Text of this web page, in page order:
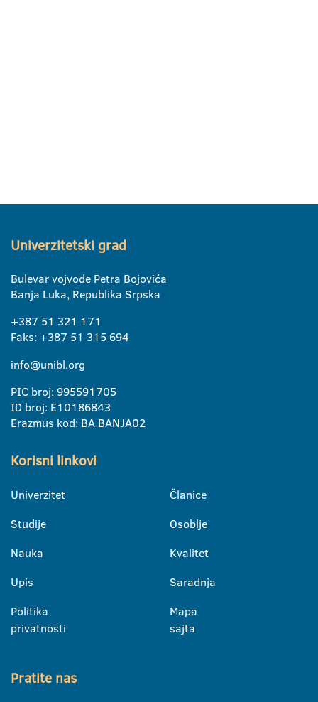
Univerzitetski grad
Bulevar vojvode Petra Bojovića
Banja Luka, Republika Srpska
+387 51 321 171
Faks: +387 51 315 694
info@unibl.org
PIC broj: 995591705
ID broj: E10186843
Erazmus kod: BA BANJA02
Korisni linkovi
Univerzitet
Studije
Nauka
Upis
Politika
privatnosti
Članice
Osoblje
Kvalitet
Saradnja
Mapa
sajta
Pratite nas